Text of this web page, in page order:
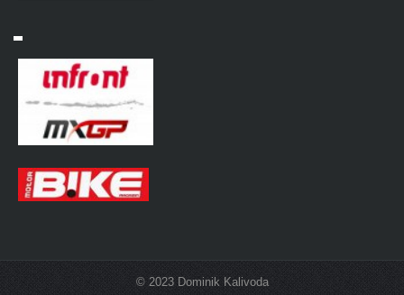
© 2023 Dominik Kalivoda